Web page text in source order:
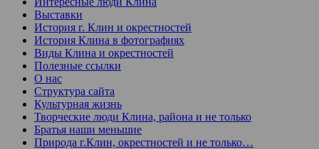
Выставки
История г. Клин и окрестностей
История Клина в фотографиях
Виды Клина и окрестностей
Полезные ссылки
О нас
Структура сайта
Культурная жизнь
Творческие люди Клина, района и не только
Братья наши меньшие
Природа г.Клин, окрестностей и не только…